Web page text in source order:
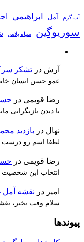
آب گرم آمل ابراهیمی
سوریوگین سیاه پلاس
آرش در تشکر
عمو حسن انسان
رضا قویمی در حسن
با دیدن بازیگرانی
نهال در بازدید
لطفا اسم رو درست
رضا قویمی در حسن
انتخاب ابن شخصیت
امیر در نقشه آمل –
سلام وقت بخیر،
پیوندها